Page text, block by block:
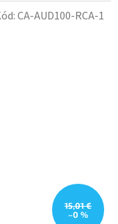
15,01 €
–0 %
CA-AUD100-RCA-1